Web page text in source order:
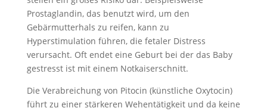
Prostaglandin, das benutzt wird, um den
Gebärmutterhals zu reifen, kann zu
Hyperstimulation führen, die fetaler Distress
verursacht. Oft endet eine Geburt bei der das Baby
gestresst ist mit einem Notkaiserschnitt.
Die Verabreichung von Pitocin (künstliche Oxytocin)
führt zu einer stärkeren Wehentätigkeit und da keine